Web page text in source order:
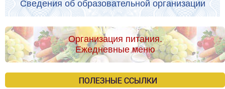
Сведения об образовательной организации
Организация питания.
Ежедневные меню
ПОЛЕЗНЫЕ ССЫЛКИ